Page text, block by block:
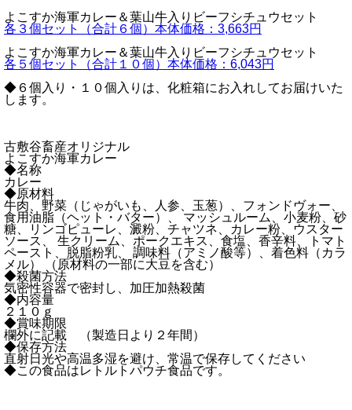
よこすか海軍カレー＆葉山牛入りビーフシチュウセット
各３個セット（合計６個）本体価格：3,663円
よこすか海軍カレー＆葉山牛入りビーフシチュウセット
各５個セット（合計１０個）本体価格：6,043円
◆６個入り・１０個入りは、化粧箱にお入れしてお届けいた
します。
古敷谷畜産オリジナル
よこすか海軍カレー
◆名称
カレー
◆原材料
牛肉、野菜（じゃがいも、人参、玉葱）、フォンドヴォー、
食用油脂（ヘット・バター）、 マッシュルーム、小麦粉、砂
糖、リンゴピューレ、澱粉、チャツネ、カレー粉、ウスター
ソース、 生クリーム、ポークエキス、食塩、香辛料、トマト
ペースト、脱脂粉乳、 調味料（アミノ酸等）、着色料（カラ
メル） （原材料の一部に大豆を含む）
◆殺菌方法
気密性容器で密封し、加圧加熱殺菌
◆内容量
２１０ｇ
◆賞味期限
欄外に記載 （製造日より２年間）
◆保存方法
直射日光や高温多湿を避け、常温で保存してください
◆この食品はレトルトパウチ食品です。